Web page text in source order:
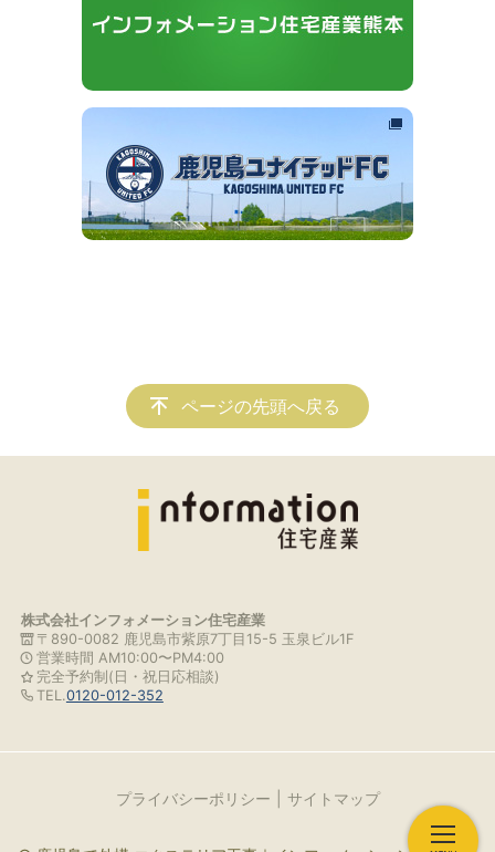
ページの先頭へ戻る
株式会社インフォメーション住宅産業
〒890-0082 鹿児島市紫原7丁目15-5 玉泉ビル1F
営業時間 AM10:00〜PM4:00
完全予約制(日・祝日応相談)
TEL.0120-012-352
プライバシーポリシー サイトマップ